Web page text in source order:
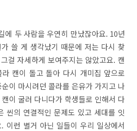
에 두 사람을 우연히 만났잖아요. 10년
쓸 게 생각났기 때문에 저는 다시 찾
그걸 자세하게 보여주지는 않았고요.캔
라 캔이 돌고 돌아 다시 개미집 앞으로
이 마시려던 콜라를 은유가가지고 나
캔이 굴러 다니다가 학생들로 인해서 다
씬의 연결적인 문제도 있고 세대를 잇
. 이런 별거 아닌 일들이 우리 일상에서